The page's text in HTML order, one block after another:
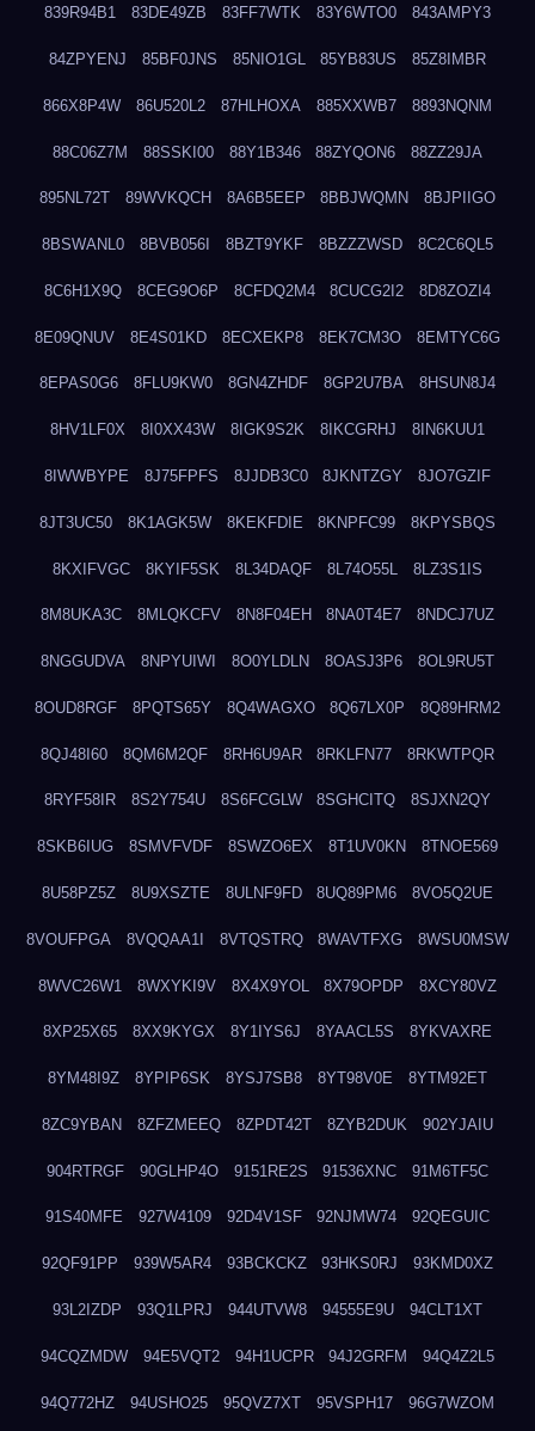
839R94B1 83DE49ZB 83FF7WTK 83Y6WTO0 843AMPY3
84ZPYENJ 85BF0JNS 85NIO1GL 85YB83US 85Z8IMBR
866X8P4W 86U520L2 87HLHOXA 885XXWB7 8893NQNM
88C06Z7M 88SSKI00 88Y1B346 88ZYQON6 88ZZ29JA
895NL72T 89WVKQCH 8A6B5EEP 8BBJWQMN 8BJPIIGO
8BSWANL0 8BVB056I 8BZT9YKF 8BZZZWSD 8C2C6QL5
8C6H1X9Q 8CEG9O6P 8CFDQ2M4 8CUCG2I2 8D8ZOZI4
8E09QNUV 8E4S01KD 8ECXEKP8 8EK7CM3O 8EMTYC6G
8EPAS0G6 8FLU9KW0 8GN4ZHDF 8GP2U7BA 8HSUN8J4
8HV1LF0X 8I0XX43W 8IGK9S2K 8IKCGRHJ 8IN6KUU1
8IWWBYPE 8J75FPFS 8JJDB3C0 8JKNTZGY 8JO7GZIF
8JT3UC50 8K1AGK5W 8KEKFDIE 8KNPFC99 8KPYSBQS
8KXIFVGC 8KYIF5SK 8L34DAQF 8L74O55L 8LZ3S1IS
8M8UKA3C 8MLQKCFV 8N8F04EH 8NA0T4E7 8NDCJ7UZ
8NGGUDVA 8NPYUIWI 8O0YLDLN 8OASJ3P6 8OL9RU5T
8OUD8RGF 8PQTS65Y 8Q4WAGXO 8Q67LX0P 8Q89HRM2
8QJ48I60 8QM6M2QF 8RH6U9AR 8RKLFN77 8RKWTPQR
8RYF58IR 8S2Y754U 8S6FCGLW 8SGHCITQ 8SJXN2QY
8SKB6IUG 8SMVFVDF 8SWZO6EX 8T1UV0KN 8TNOE569
8U58PZ5Z 8U9XSZTE 8ULNF9FD 8UQ89PM6 8VO5Q2UE
8VOUFPGA 8VQQAA1I 8VTQSTRQ 8WAVTFXG 8WSU0MSW
8WVC26W1 8WXYKI9V 8X4X9YOL 8X79OPDP 8XCY80VZ
8XP25X65 8XX9KYGX 8Y1IYS6J 8YAACL5S 8YKVAXRE
8YM48I9Z 8YPIP6SK 8YSJ7SB8 8YT98V0E 8YTM92ET
8ZC9YBAN 8ZFZMEEQ 8ZPDT42T 8ZYB2DUK 902YJAIU
904RTRGF 90GLHP4O 9151RE2S 91536XNC 91M6TF5C
91S40MFE 927W4109 92D4V1SF 92NJMW74 92QEGUIC
92QF91PP 939W5AR4 93BCKCKZ 93HKS0RJ 93KMD0XZ
93L2IZDP 93Q1LPRJ 944UTVW8 94555E9U 94CLT1XT
94CQZMDW 94E5VQT2 94H1UCPR 94J2GRFM 94Q4Z2L5
94Q772HZ 94USHO25 95QVZ7XT 95VSPH17 96G7WZOM